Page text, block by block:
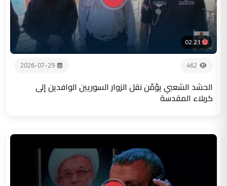
02:21
462
2026-07-29
الحشد الشعبي يؤمّن نقل الزوار السوريين الوافدين إلى
كربلاء المقدسة